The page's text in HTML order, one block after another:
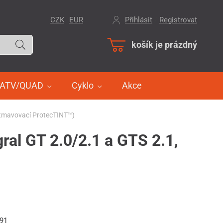
košík je prázdný
ATV/QUAD Cyklo Akce
CZK EUR Přihlásit Registrovat
ProtecTINT™)
GT 2.0/2.1 a GTS 2.1,